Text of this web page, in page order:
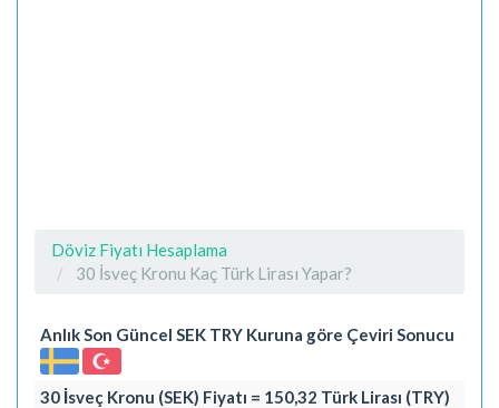
Döviz Fiyatı Hesaplama
30 İsveç Kronu Kaç Türk Lirası Yapar?
Anlık Son Güncel SEK TRY Kuruna göre Çeviri Sonucu
30 İsveç Kronu (SEK) Fiyatı = 150,32 Türk Lirası (TRY)